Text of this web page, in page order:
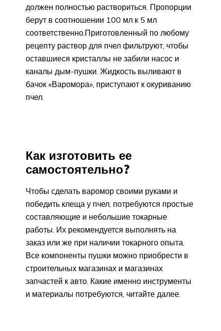
должен полностью раствориться. Пропорции
берут в соотношении 100 мл к 5 мл
соответственно.Приготовленный по любому
рецепту раствор для пчел фильтруют, чтобы
оставшиеся кристаллы не забили насос и
каналы дым-пушки. Жидкость выливают в
бачок «Варомора», приступают к окуриванию
пчел.
Как изготовить ее
самостоятельно?
Чтобы сделать варомор своими руками и
победить клеща у пчел, потребуются простые
составляющие и небольшие токарные
работы. Их рекомендуется выполнять на
заказ или же при наличии токарного опыта.
Все компоненты пушки можно приобрести в
строительных магазинах и магазинах
запчастей к авто. Какие именно инструменты
и материалы потребуются, читайте далее.